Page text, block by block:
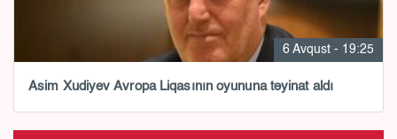
6 Avqust - 19:25
Asim Xudiyev Avropa Liqasının oyununa təyinat aldı